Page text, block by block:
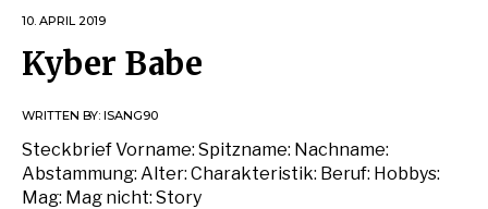
10. APRIL 2019
Kyber Babe
WRITTEN BY: ISANG90
Steckbrief Vorname: Spitzname: Nachname:
Abstammung: Alter: Charakteristik: Beruf: Hobbys:
Mag: Mag nicht: Story